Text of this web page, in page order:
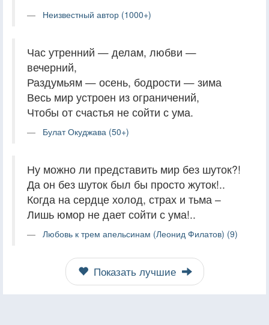
Неизвестный автор (1000+)
Час утренний — делам, любви —
вечерний,
Раздумьям — осень, бодрости — зима
Весь мир устроен из ограничений,
Чтобы от счастья не сойти с ума.
Булат Окуджава (50+)
Ну можно ли представить мир без шуток?!
Да он без шуток был бы просто жуток!..
Когда на сердце холод, страх и тьма –
Лишь юмор не дает сойти с ума!..
Любовь к трем апельсинам (Леонид Филатов) (9)
Показать лучшие